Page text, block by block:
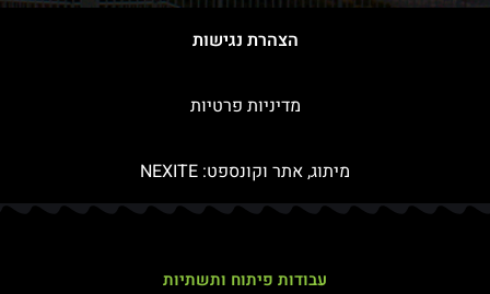
הצהרת נגישות
מדיניות פרטיות
מיתוג, אתר וקונספט: NEXITE
עבודות פיתוח ותשתיות